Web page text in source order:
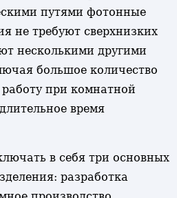
путями фотонные
не требуют сверхнизких
несколькими другими
большое количество
при комнатной
время
в себя три основных
разработка